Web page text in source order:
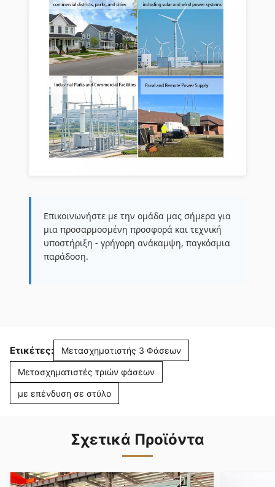
Επικοινωνήστε με την ομάδα μας σήμερα για
μια προσαρμοσμένη προσφορά και τεχνική
υποστήριξη - γρήγορη ανάκαμψη, παγκόσμια
παράδοση.
Ετικέτες: Μετασχηματιστής 3 Φάσεων
Μετασχηματιστές τριών φάσεων
με επένδυση σε στύλο
Σχετικά Προϊόντα